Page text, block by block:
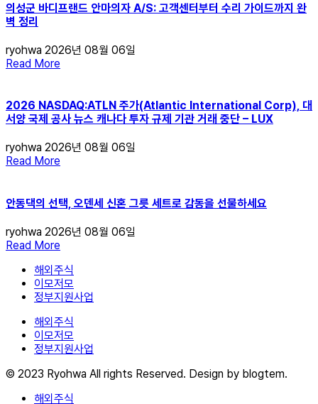
의성군 바디프랜드 안마의자 A/S: 고객센터부터 수리 가이드까지 완
벽 정리
ryohwa 2026년 08월 06일
Read More
2026 NASDAQ:ATLN 주가(Atlantic International Corp), 대
서양 국제 공사 뉴스 캐나다 투자 규제 기관 거래 중단 – LUX
ryohwa 2026년 08월 06일
Read More
안동댁의 선택, 오덴세 신혼 그릇 세트로 감동을 선물하세요
ryohwa 2026년 08월 06일
Read More
해외주식
이모저모
정부지원사업
해외주식
이모저모
정부지원사업
© 2023 Ryohwa All rights Reserved. Design by blogtem.
해외주식